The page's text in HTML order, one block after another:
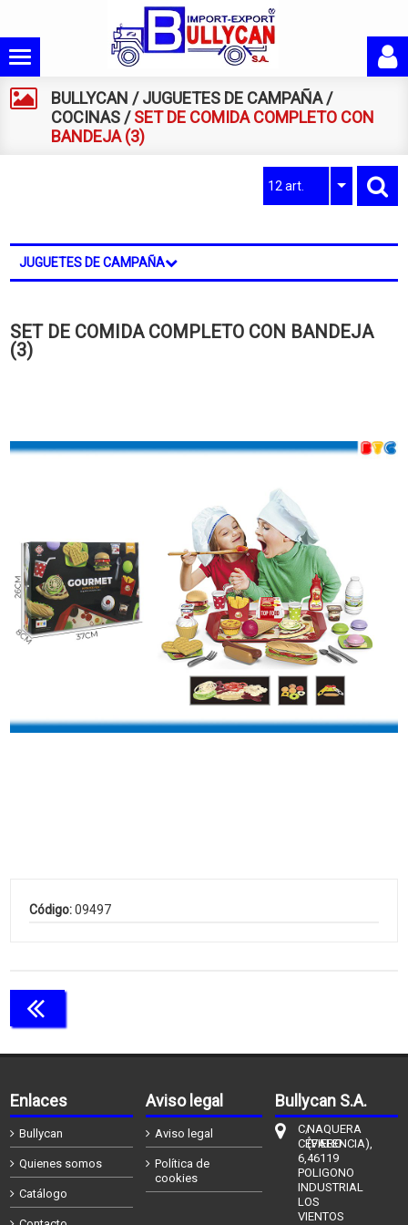
BULLYCAN /JUGUETES DE CAMPAÑA/
COCINAS /SET DE COMIDA COMPLETO CON
BANDEJA (3)
12 art.
JUGUETES DE CAMPAÑA
SET DE COMIDA COMPLETO CON BANDEJA
(3)
Código:09497
Enlaces
Bullycan
Quienes somos
Catálogo
Aviso legal
Aviso legal
Política de
cookies
Bullycan S.A.
C/
CÉFIERO
6,
POLIGONO
INDUSTRIAL
LOS
VIENTOS
NAQUERA
(VALENCIA),
46119